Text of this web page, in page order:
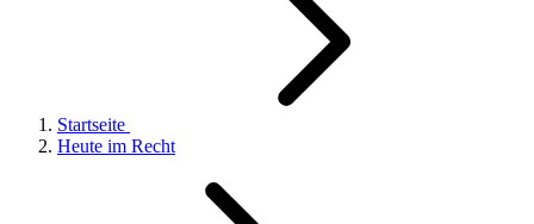
Startseite
Heute im Recht